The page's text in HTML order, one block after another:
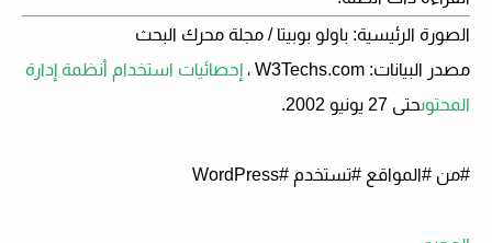
الصورة الرئيسية: باولو بوبيتا / مجلة محرك البحث
مصدر البيانات: W3Techs.com ،
إحصائيات استخدام أنظمة إدارة
المحتوىحتى 27 يونيو 2002.
#من #المواقع #تستخدم #WordPress